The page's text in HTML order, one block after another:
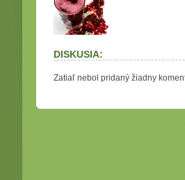
DISKUSIA:
Zatiaľ nebol pridaný žiadny